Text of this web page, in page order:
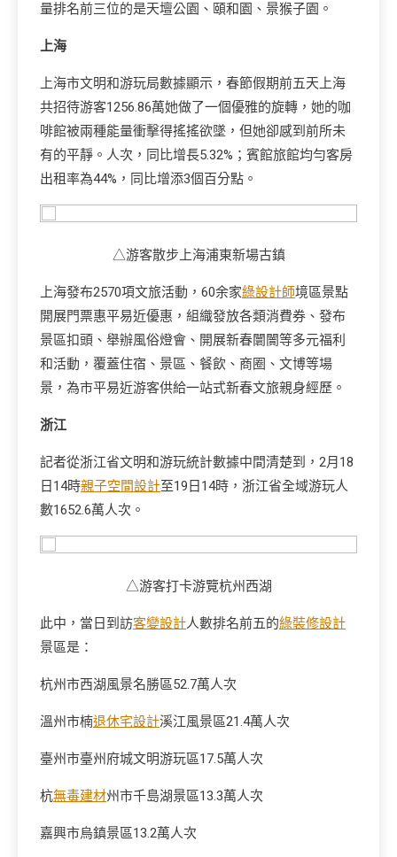
量排名前三位的是天壇公園、頤和園、景猴子園。
上海
上海市文明和游玩局數據顯示，春節假期前五天上海
共招待游客1256.86萬她做了一個優雅的旋轉，她的咖
啡館被兩種能量衝擊得搖搖欲墜，但她卻感到前所未
有的平靜。人次，同比增長5.32%；賓館旅館均勻客房
出租率為44%，同比增添3個百分點。
△游客散步上海浦東新場古鎮
上海發布2570項文旅活動，60余家綠設計師境區景點
開展門票惠平易近優惠，組織發放各類消費券、發布
景區扣頭、舉辦風俗燈會、開展新春闤闠等多元福利
和活動，覆蓋住宿、景區、餐飲、商圈、文博等場
景，為市平易近游客供給一站式新春文旅親身經歷。
浙江
記者從浙江省文明和游玩統計數據中間清楚到，2月18
日14時親子空間設計至19日14時，浙江省全域游玩人
數1652.6萬人次。
△游客打卡游覽杭州西湖
此中，當日到訪客變設計人數排名前五的綠裝修設計
景區是：
杭州市西湖風景名勝區52.7萬人次
溫州市楠退休宅設計溪江風景區21.4萬人次
臺州市臺州府城文明游玩區17.5萬人次
杭無毒建材州市千島湖景區13.3萬人次
嘉興市烏鎮景區13.2萬人次